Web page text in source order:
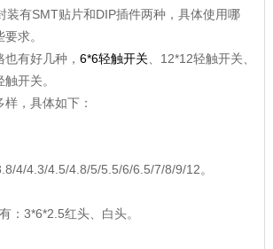
有SMT贴片和DIP插件两种，具体使用哪
求。
有好几种， 6*6轻触开关、12*12轻触开关、
开关。
，具体如下：
4/4.3/4.5/4.8/5/5.5/6/6.5/7/8/9/12。
：3*6*2.5红头、白头。